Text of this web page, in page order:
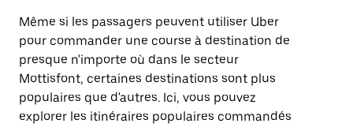
Même si les passagers peuvent utiliser Uber
pour commander une course à destination de
presque n'importe où dans le secteur
Mottisfont, certaines destinations sont plus
populaires que d'autres. Ici, vous pouvez
explorer les itinéraires populaires commandés